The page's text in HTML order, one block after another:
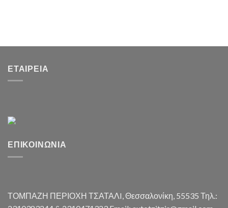
ΕΤΑΙΡΕΊΑ
ΕΠΙΚΟΙΝΩΝΊΑ
ΤΟΜΠΑΖΗ ΠΕΡΙΟΧΗ ΤΣΑΤΑΛI, Θεσσαλονίκη, 55535 Τηλ.: